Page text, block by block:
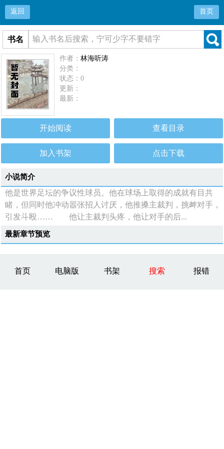
返回 首页
书名
作者：林海听涛
分类：
状态：0
更新：
最新：
开始阅读 查看目录
加入书架 点击下载
小说简介
他是世界足坛的争议性球员。他在球场上取得的成就有目共
睹，但同时他冲动嚣张招人讨厌，他推搡主裁判，挑衅对手，
引发斗殴…… 他让主裁判头疼，他让对手的后...
最新章节预览
首页 电脑版 书架 搜索 报错